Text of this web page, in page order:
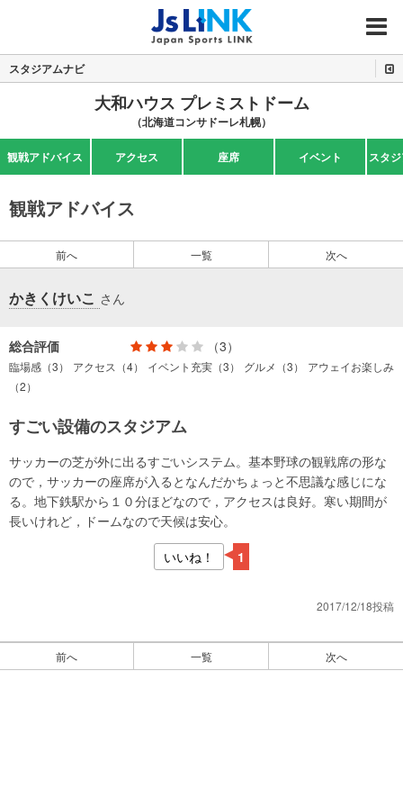
MENU
スタジアムナビ
大和ハウス プレミストドーム
（北海道コンサドーレ札幌）
観戦アドバイス アクセス 座席 イベント スタ
観戦アドバイス
前へ 一覧 次へ
かきくけいこ さん
総合評価 （3）
臨場感（3） アクセス（4） イベント充実（3） グルメ（3）
アウェイお楽しみ
（2）
すごい設備のスタジアム
サッカーの芝が外に出るすごいシステム。基本野球の観戦席の形な
ので，サッカーの座席が入るとなんだかちょっと不思議な感じにな
る。地下鉄駅から１０分ほどなので，アクセスは良好。寒い期間が
長いけれど，ドームなので天候は安心。
いいね！
1
2017/12/18投稿
前へ 一覧 次へ